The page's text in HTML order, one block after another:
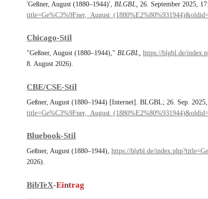
'Geßner, August (1880–1944)', BLGBL, 26. September 2025,
Chicago-Stil
"Geßner, August (1880–1944)," BLGBL, https://blgbl.de/
8. August 2026).
CBE/CSE-Stil
Geßner, August (1880–1944) [Internet]. BLGBL; 26. Sep.
Bluebook-Stil
Geßner, August (1880–1944), https://blgbl.de/
2026).
BibTeX-Eintrag